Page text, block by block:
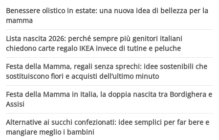
Benessere olistico in estate: una nuova idea di bellezza per la
mamma
Lista nascita 2026: perché sempre più genitori italiani
chiedono carte regalo IKEA invece di tutine e peluche
Festa della Mamma, regali senza sprechi: idee sostenibili che
sostituiscono fiori e acquisti dell’ultimo minuto
Festa della Mamma in Italia, la doppia nascita tra Bordighera e
Assisi
Alternative ai succhi confezionati: idee semplici per far bere e
mangiare meglio i bambini